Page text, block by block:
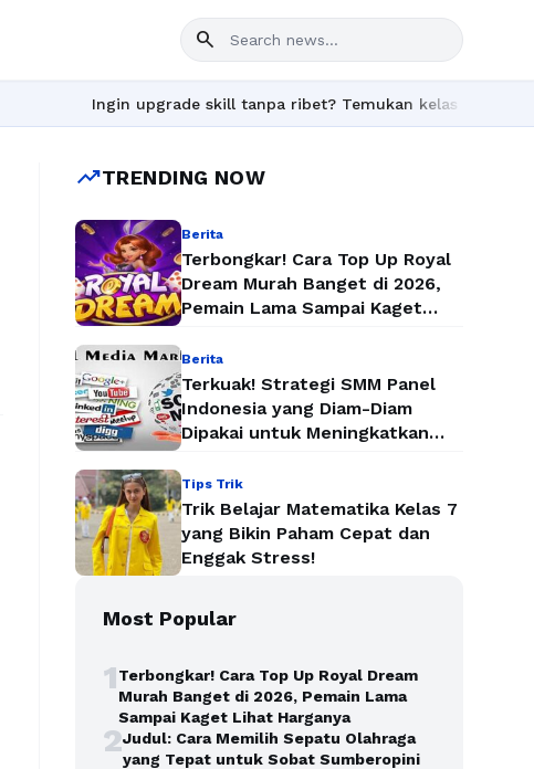
search
Ingin upgrade skill tanpa ribet? Temukan kelas seru dan materi
trending_upTRENDING NOW
Berita
Terbongkar! Cara Top Up Royal
Dream Murah Banget di 2026,
Pemain Lama Sampai Kaget
Berita
Terkuak! Strategi SMM Panel
Indonesia yang Diam-Diam
Dipakai untuk Meningkatkan
Instan
Tips Trik
Trik Belajar Matematika Kelas 7
yang Bikin Paham Cepat dan
Enggak Stress!
Most Popular
1Terbongkar! Cara Top Up Royal Dream
Murah Banget di 2026, Pemain Lama
Sampai Kaget Lihat Harganya
2Judul: Cara Memilih Sepatu Olahraga
yang Tepat untuk Sobat Sumberopini